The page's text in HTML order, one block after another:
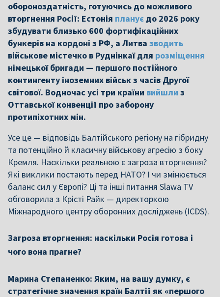
обороноздатність, готуючись до можливого
вторгнення Росії: Естонія планує до 2026 року
збудувати близько 600 фортифікаційних
бункерів на кордоні з РФ, а Литва зводить
військове містечко в Руднінкаї для розміщення
німецької бригади — першого постійного
контингенту іноземних військ з часів Другої
світової. Водночас усі три країни вийшли з
Оттавської конвенції про заборону
протипіхотних мін.
Усе це — відповідь Балтійського регіону на гібридну
та потенційно й класичну військову агресію з боку
Кремля. Наскільки реальною є загроза вторгнення?
Які виклики постають перед НАТО? І чи змінюється
баланс сил у Європі? Ці та інші питання Slawa TV
обговорила з Крісті Райк — директоркою
Міжнародного центру оборонних досліджень (ICDS).
Загроза вторгнення: наскільки Росія готова і
чого вона прагне?
Марина Степаненко: Яким, на вашу думку, є
стратегічне значення країн Балтії як «першого